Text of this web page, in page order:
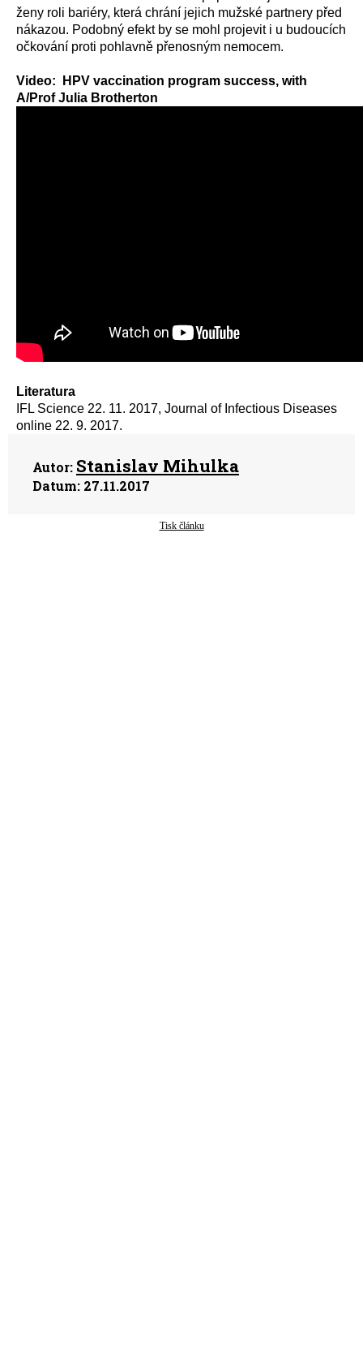
ženy roli bariéry, která chrání jejich mužské partnery před
nákazou. Podobný efekt by se mohl projevit i u budoucích
očkování proti pohlavně přenosným nemocem.
Video: HPV vaccination program success, with
A/Prof Julia Brotherton
Literatura
IFL Science 22. 11. 2017, Journal of Infectious Diseases
online 22. 9. 2017.
Autor: Stanislav Mihulka
Datum: 27.11.2017
Tisk článku